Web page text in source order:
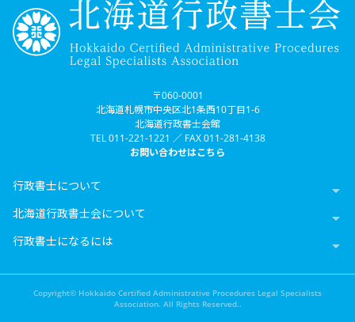
〒060-0001
北海道札幌市中央区北1条西10丁目1-6
北海道行政書士会館
TEL 011-221-1221 ／ FAX 011-281-4138
お問い合わせはこちら
行政書士について 
北海道行政書士会について 
行政書士になるには 
Copyright© Hokkaido Certified Administrative Procedures Legal Specialists
Association. All Rights Reserved..